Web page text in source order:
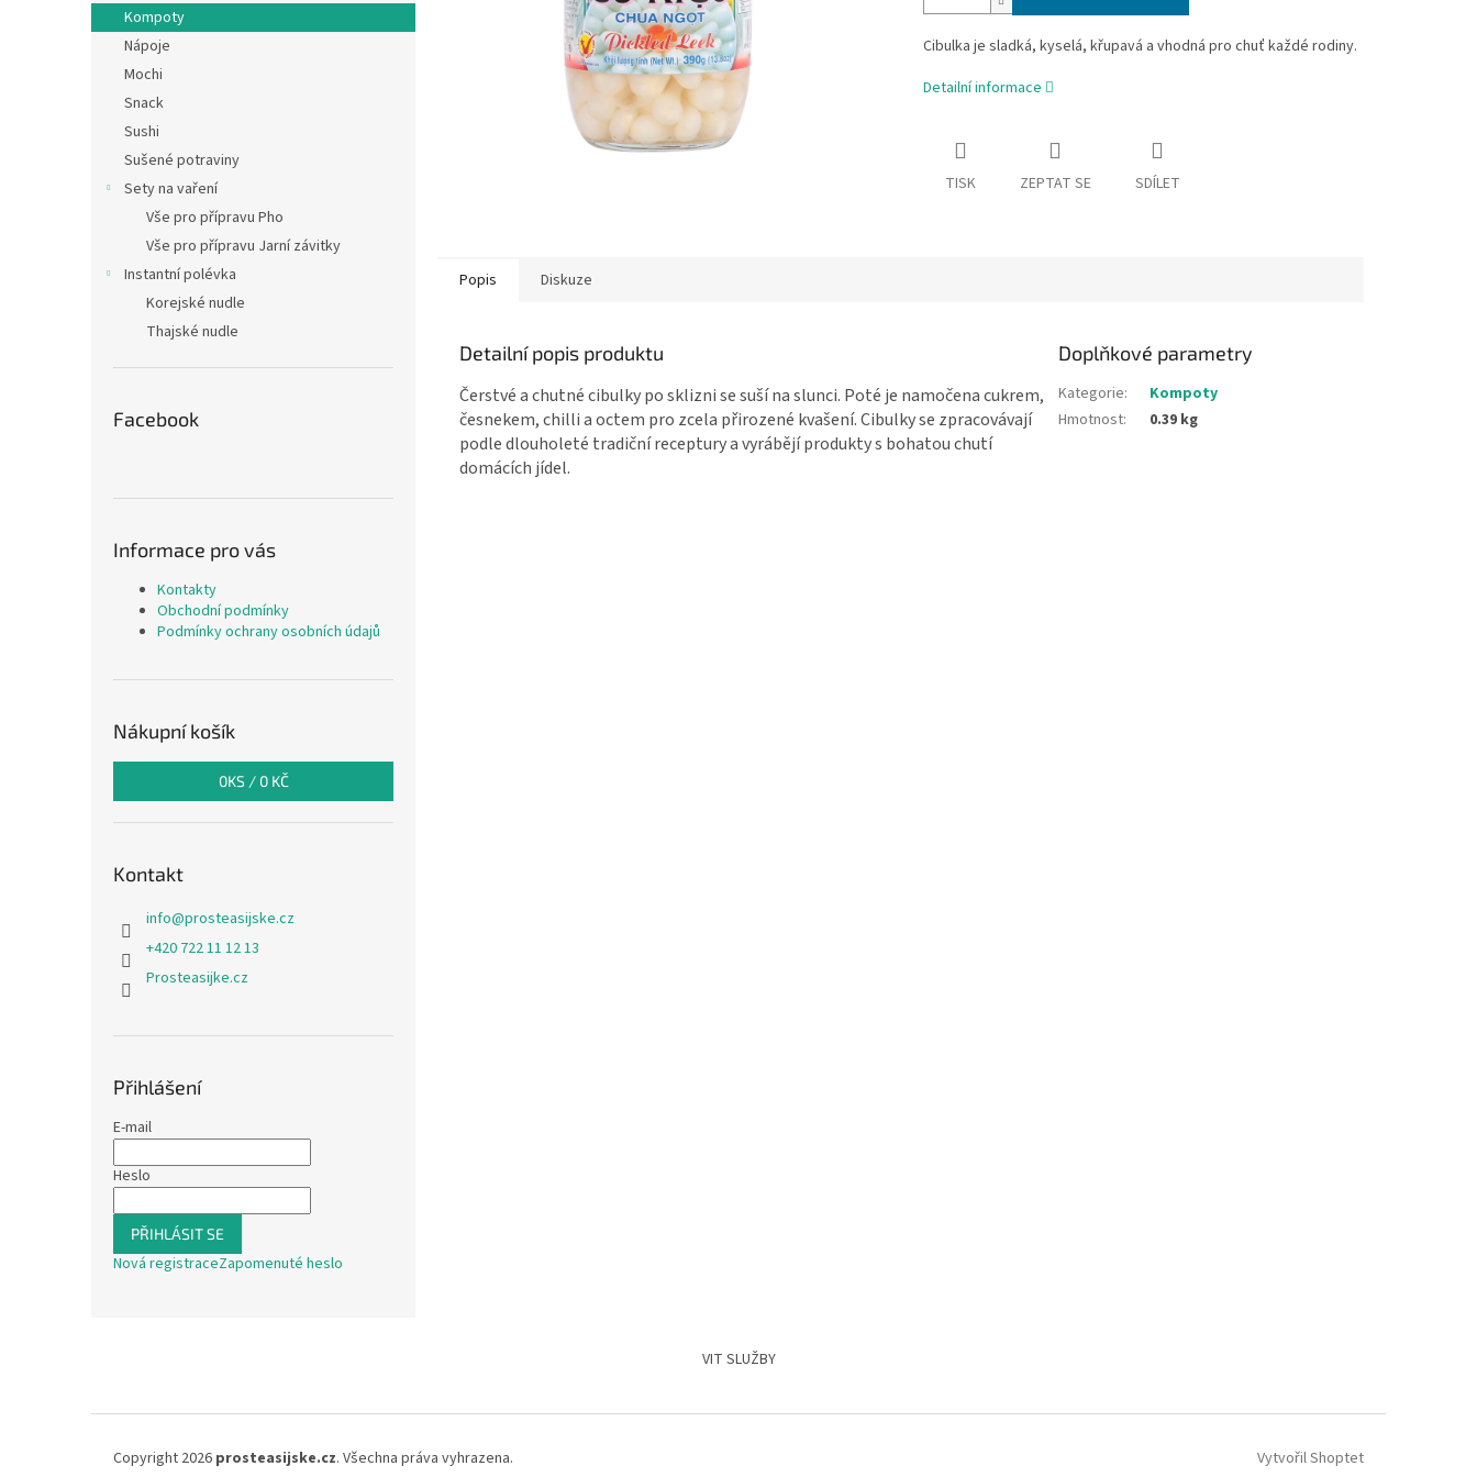
n
e
Kompoty
Nápoje
Mochi
Snack
Sushi
Sušené potraviny
Sety na vaření
Vše pro přípravu Pho
Vše pro přípravu Jarní závitky
Instantní polévka
Korejské nudle
Thajské nudle
Facebook
Informace pro vás
Kontakty
Obchodní podmínky
Podmínky ochrany osobních údajů
Nákupní košík
0KS / 0 KČ
Kontakt
info@prosteasijske.cz
+420 722 11 12 13
Prosteasijke.cz
Přihlášení
E-mail
Heslo
PŘIHLÁSIT SE
Nová registraceZapomenuté heslo
Cibulka je sladká, kyselá, křupavá a vhodná pro chuť každé rodiny.
Detailní informace
TISK ZEPTAT SE SDÍLET
Popis Diskuze
Detailní popis produktu
Čerstvé a chutné cibulky po sklizni se suší na slunci. Poté je namočena cukrem,
česnekem, chilli a octem pro zcela přirozené kvašení. Cibulky se zpracovávají
podle dlouholeté tradiční receptury a vyrábějí produkty s bohatou chutí
domácích jídel.
Doplňkové parametry
Kategorie:
Kompoty
Hmotnost: 0.39 kg
VIT SLUŽBY
Vytvořil Shoptet
Copyright 2026 prosteasijske.cz. Všechna práva vyhrazena.